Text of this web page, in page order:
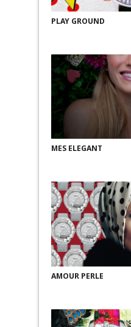
PLAY GROUND
MES ELEGANT
AMOUR PERLE